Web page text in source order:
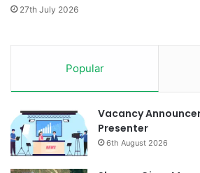
n
e
n
N
a
27th July 2026
Popular
Vacancy
Presenter
6th August 2026